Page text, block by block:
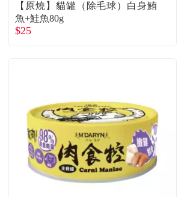
【原燒】貓罐（除毛球）白身鮪
魚+鮭魚80g
$25